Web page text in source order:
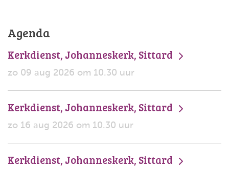
Agenda
Kerkdienst, Johanneskerk, Sittard
zo 09 aug 2026 om 10.30 uur
Kerkdienst, Johanneskerk, Sittard
zo 16 aug 2026 om 10.30 uur
Kerkdienst, Johanneskerk, Sittard